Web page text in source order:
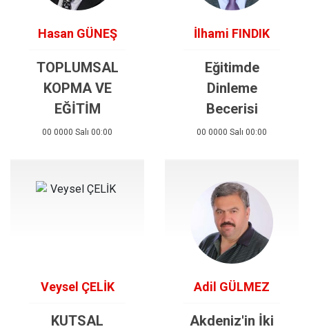
Hasan GÜNEŞ
TOPLUMSAL
KOPMA VE
EĞİTİM
00 0000 Salı 00:00
İlhami FINDIK
Eğitimde
Dinleme
Becerisi
00 0000 Salı 00:00
Veysel ÇELİK
KUTSAL
Adil GÜLMEZ
Akdeniz'in İki